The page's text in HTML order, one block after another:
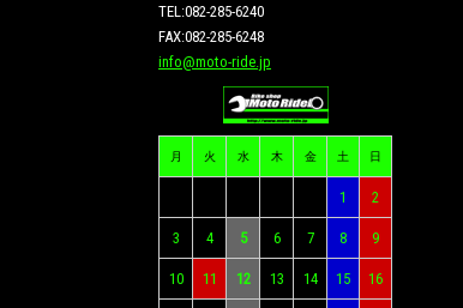
TEL:082-285-6240
FAX:082-285-6248
info@moto-ride.jp
月 火 水 木 金 土 日
1 2
3 4 5 6 7 8 9
10 11 12 13 14 15 16